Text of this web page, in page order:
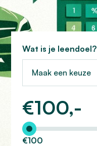
Wat is je leendoel?
Maak een keuze
€100,-
Hoeveel wilt u lenen?
€100